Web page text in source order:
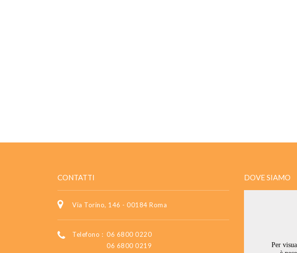
CONTATTI
Via Torino, 146 - 00184 Roma
Telefono : 06 6800 0220
06 6800 0219
DOVE SIAMO